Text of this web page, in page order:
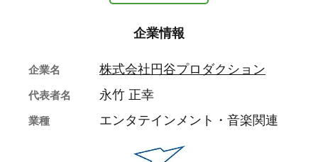
企業情報
企業名 株式会社円谷プロダクション
代表者名 永竹 正幸
業種 エンタテインメント・音楽関連